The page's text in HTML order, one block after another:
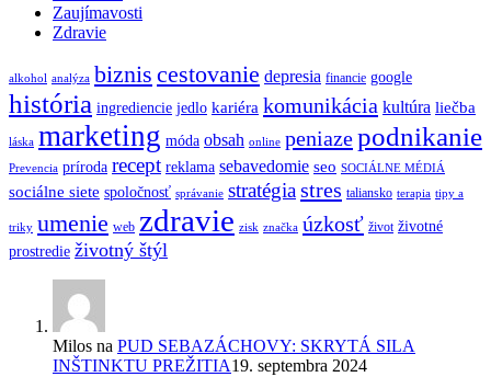
Zaujímavosti
Zdravie
alkohol analýza biznis cestovanie depresia financie google
história ingrediencie jedlo kariéra komunikácia kultúra liečba
láska marketing móda obsah online peniazepodnikanie
Prevencia príroda recept reklama sebavedomie seo SOCIÁLNE MÉDIÁ
sociálne siete spoločnosť správanie stratégiastres taliansko terapia tipy a
triky umenie web zdravie zisk značka úzkosť život životné
prostredie životný štýl
Milos na PUD SEBAZÁCHOVY: SKRYTÁ SILA
INŠTINKTU PREŽITIA19. septembra 2024